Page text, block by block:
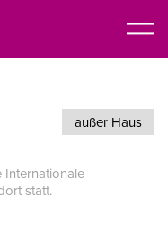
außer Haus
Internationale
statt.